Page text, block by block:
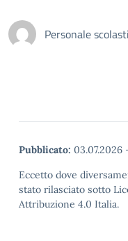
Personale
Pubblicato: 03.07.2026
Eccetto dove
stato rilasciato sotto
Attribuzione 4.0 Italia.